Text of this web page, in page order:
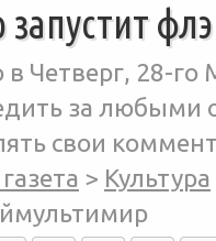
запустит
Четверг, 28-го
за любыми
свои
> Культура